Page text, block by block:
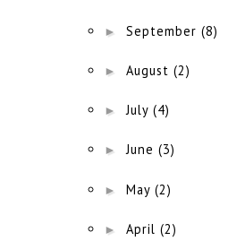
►September(8)
►August(2)
►July(4)
►June(3)
►May(2)
►April(2)